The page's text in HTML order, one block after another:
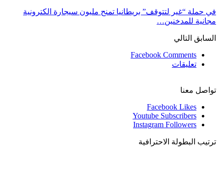
في حملة “غير لتتوقف” بريطانيا تمنح مليون سيجارة الكترونية
مجانية للمدخنين…
السابق التالي
Facebook Comments
تعليقات
تواصل معنا
Facebook Likes
Youtube Subscribers
Instagram Followers
ترتيب البطولة الاحترافية